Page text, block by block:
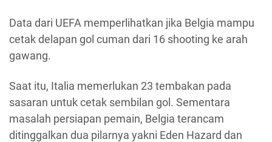
Data dari UEFA memperlihatkan jika Belgia mampu
cetak delapan gol cuman dari 16 shooting ke arah
gawang.
Saat itu, Italia memerlukan 23 tembakan pada
sasaran untuk cetak sembilan gol. Sementara
masalah persiapan pemain, Belgia terancam
ditinggalkan dua pilarnya yakni Eden Hazard dan